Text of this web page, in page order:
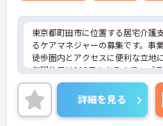
東京都町田市に位置する居宅介護
るケアマネジャーの募集です。事
徒歩圏内とアクセスに便利な立地に
年間休日は110日もあるので、プ
にしながらご勤務いただけます。
ご興味のある方には、面接対策ポ
に詳細をお話しいたしますのでお
さい！
詳細を見る